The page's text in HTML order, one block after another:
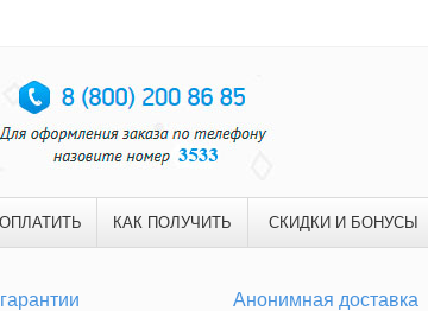
КАК ПОЛУЧИТЬ СКИДКИ И БОНУСЫ
Анонимная доставка